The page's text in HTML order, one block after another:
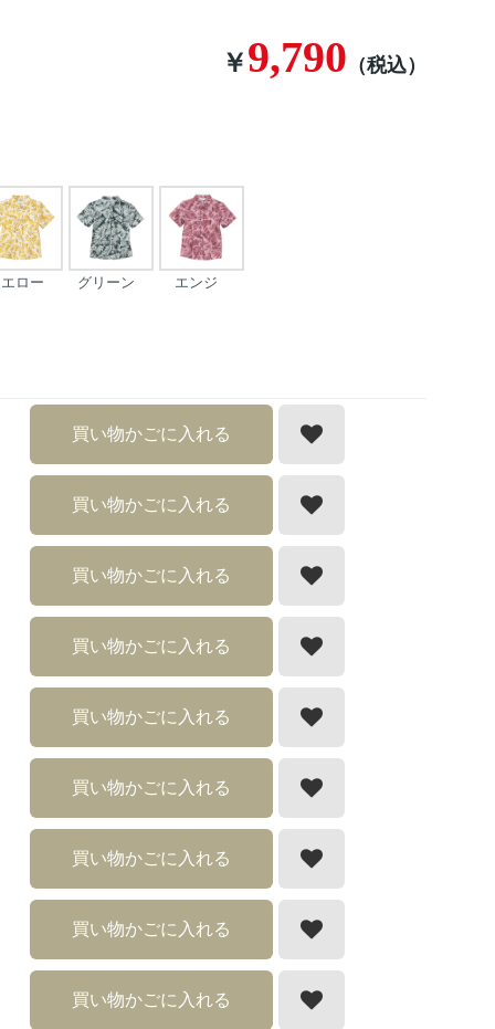
￥9,790 （税込）
ロー グリーン エンジ
買い物かごに入れる
買い物かごに入れる
買い物かごに入れる
買い物かごに入れる
買い物かごに入れる
買い物かごに入れる
買い物かごに入れる
買い物かごに入れる
買い物かごに入れる